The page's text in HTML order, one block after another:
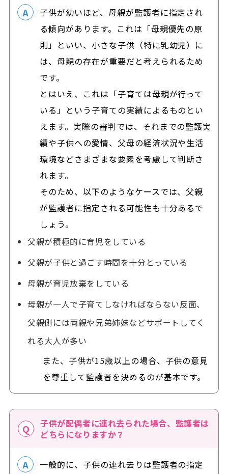
子供が幼いほど、母親が監護者に指定され
る傾向があります。これは「母親優先の原
則」といい、小さな子供（特に乳幼児）に
は、母親の存在が重要だと考えられるため
です。
とはいえ、これは「子育ては母親が行って
いる」という子育ての実績によるものとい
えます。実際の審判では、それまでの監護実
績や子供への愛情、父母の経済状況や生活
環境などさまざまな要素を考慮して判断さ
れます。
そのため、以下のようなケースでは、父親
が監護者に指定される可能性も十分あるで
しょう。
父親が積極的に育児をしている
父親が子供と過ごす時間を十分とっている
母親が育児放棄をしている
母親が一人で子育てしなければならない反面、
父親側には両親や兄弟姉妹などサポートしてく
れる大人が多い
また、子供が15歳以上の場合、子供の意見
を尊重して監護者を決めるのが基本です。
子供が配偶者に連れ去られた場合、監護者は
どちらになりますか？
一般的に、子供の連れ去りは監護者の指定